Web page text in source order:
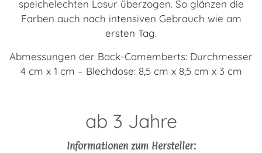
speichelechten Lasur überzogen. So glänzen die
Farben auch nach intensiven Gebrauch wie am
ersten Tag.
Abmessungen der Back-Camemberts: Durchmesser
4 cm x 1 cm – Blechdose: 8,5 cm x 8,5 cm x 3 cm
ab 3 Jahre
Informationen zum Hersteller: